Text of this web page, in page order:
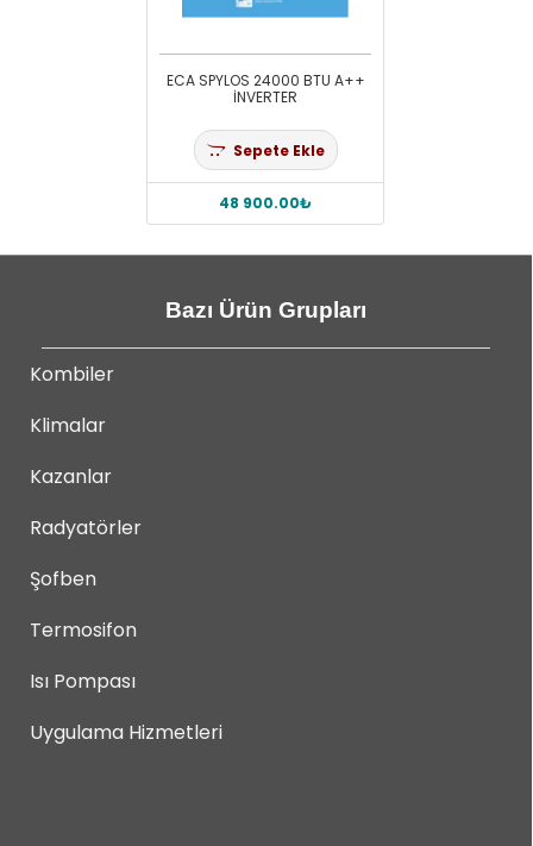
ECA SPYLOS 24000 BTU A++
İNVERTER
Sepete Ekle
48 900.00₺
Bazı Ürün Grupları
Kombiler
Klimalar
Kazanlar
Radyatörler
Şofben
Termosifon
Isı Pompası
Uygulama Hizmetleri